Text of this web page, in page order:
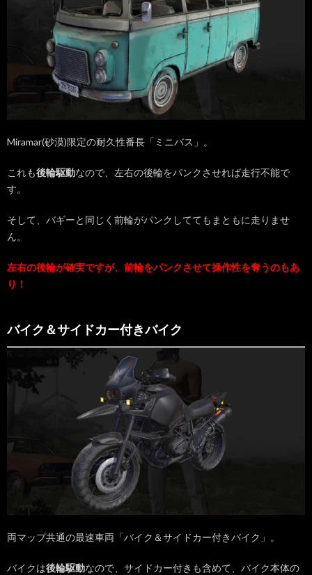
Miramar(砂漠)限定の耐久性番長「ミニバス」。
これも後輪駆動なので、左右の後輪をパンクさせれば走行不能で
す。
そして、バギーと同じく前輪がパンクしててもまともに走りませ
ん。
左右の後輪が確実ですが、前輪をパンクさせて操作性を奪うのもあ
り！
バイク＆サイドカー付きバイク
両マップ共通の最速車両「バイク＆サイドカー付きバイク」。
バイクは後輪駆動なので、サイドカー付きも含めて、バイク本体の